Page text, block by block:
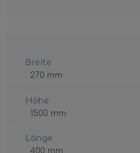
Breite
270 mm
Höhe
1500 mm
Länge
400 mm